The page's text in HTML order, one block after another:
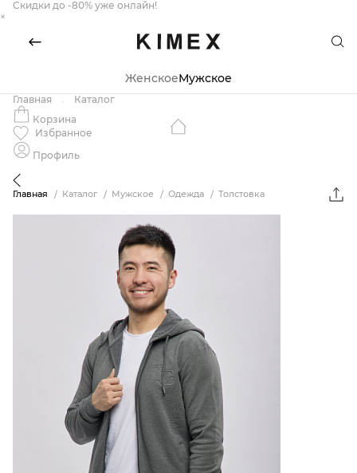
Скидки до -80% уже онлайн!
×
ЖенскоеМужское
Главная
Каталог
Корзина
Избранное
Профиль
Главная Каталог Мужское Одежда Толстовка